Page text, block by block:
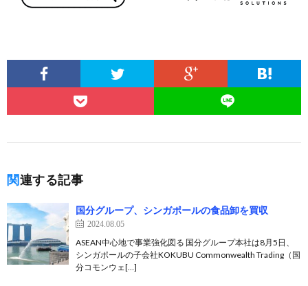
関連する記事
国分グループ、シンガポールの食品卸を買収
2024.08.05
ASEAN中心地で事業強化図る 国分グループ本社は8月5日、
シンガポールの子会社KOKUBU Commonwealth Trading（国
分コモンウェ[…]